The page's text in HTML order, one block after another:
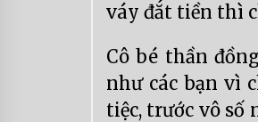
váy đắt tiền thì
Cô bé thần
như các bạn vì
tiệc, trước vô số